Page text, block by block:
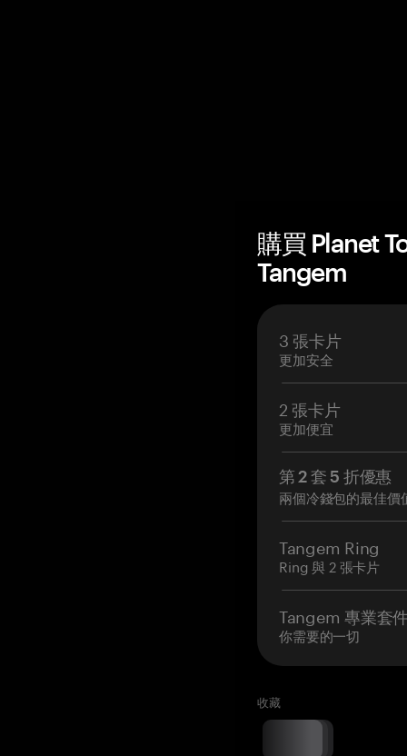
購買 Planet
Tangem
3 張卡片
更加安全
2 張卡片
更加便宜
第 2 套 5 折優惠
兩個冷錢包的最佳價
Tangem Ring
Ring 與 2 張卡片
Tangem 專業套
你需要的一切
收藏